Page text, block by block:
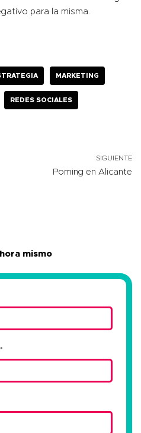
para la misma.
MARKETING
REDES SOCIALES
SIGUIENTE
Poming en Alicante
mismo